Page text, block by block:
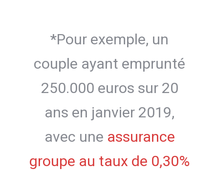
*Pour exemple, un
couple ayant emprunté
250.000 euros sur 20
ans en janvier 2019,
avec une assurance
groupe au taux de 0,30%